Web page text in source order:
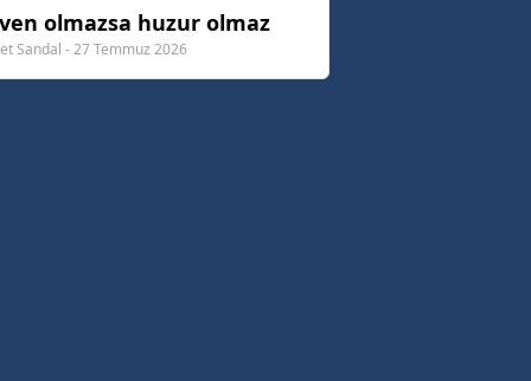
olmazsa huzur olmaz
Sandal - 27 Temmuz 2026